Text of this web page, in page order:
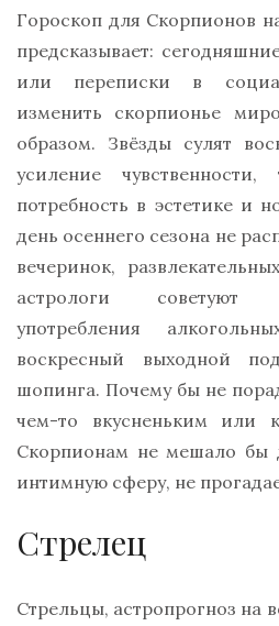
Гороскоп для Скорпионов
предсказывает:
или переписки в
изменить скорпионье
образом. Звёзды сулят
усиление чувственности,
потребность в эстетике и
день осеннего сезона не
вечеринок,
астрологи советуют
употребления
воскресный выходной
шопинга. Почему бы не
чем-то вкусненьким или
Скорпионам не мешало бы
интимную сферу, не
Стрелец
Стрельцы, астропрогноз на